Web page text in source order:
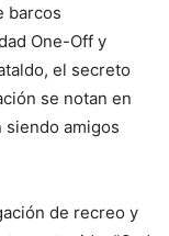
barcos
One-Off y
el secreto
se notan en
amigos
de recreo y